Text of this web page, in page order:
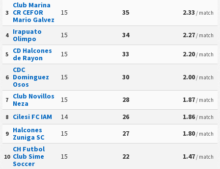
3
Club Marina
CR CEFOR
Mario Galvez
15 35 2.33 / match
4
Irapuato
Olimpo
15 34 2.27/ match
5
CD Halcones
de Rayon
15 33 2.20/ match
6
CDC
Dominguez
Osos
15 30 2.00/ match
7
Club Novillos
Neza
15 28 1.87/ match
8 Cilesi FC IAM 14 26 1.86/ match
9
Halcones
Zuniga SC
15 27 1.80/ match
10
CH Futbol
Club Sime
Soccer
15 22 1.47/ match